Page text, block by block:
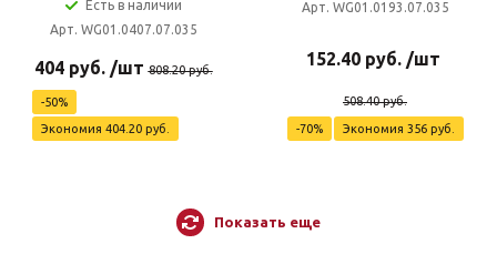
Есть в наличии
Арт. WG01.0407.07.035
404руб. /шт 808.20руб.
-50%
Экономия 404.20 руб.
Арт. WG01.0193.07.035
152.40руб. /шт
508.40руб.
-70% Экономия 356руб.
Показать еще